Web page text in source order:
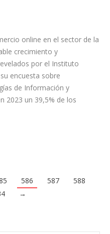
online en el sector de la
crecimiento y
por el Instituto
encuesta sobre
de Información y
2023 un 39,5% de los
586 587
588
→